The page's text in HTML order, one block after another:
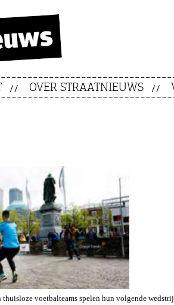
OVER STRAATNIEUWS
thuisloze voetbalteams spelen hun volgende